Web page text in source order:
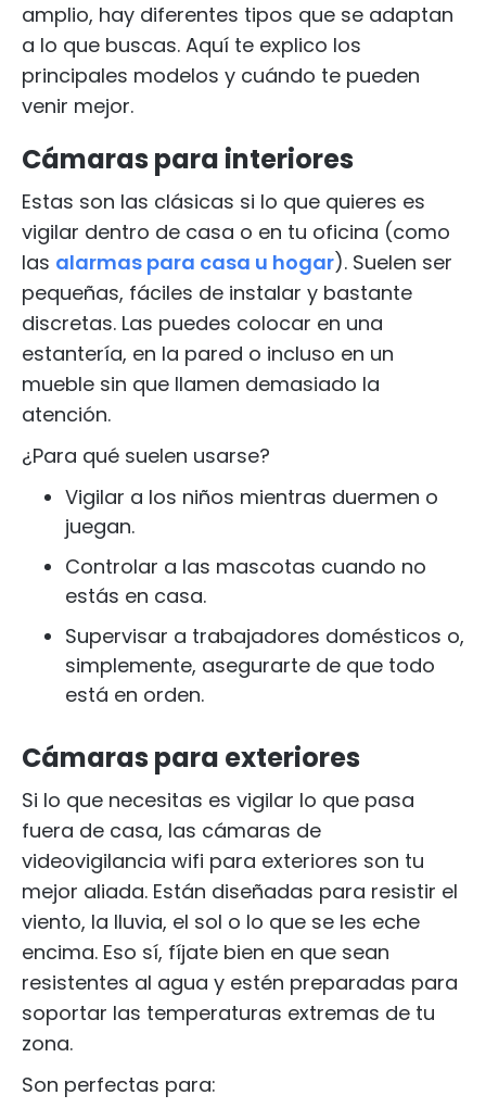
amplio, hay diferentes tipos que se adaptan
a lo que buscas. Aquí te explico los
principales modelos y cuándo te pueden
venir mejor.
Cámaras para interiores
Estas son las clásicas si lo que quieres es
vigilar dentro de casa o en tu oficina (como
las alarmas para casa u hogar). Suelen ser
pequeñas, fáciles de instalar y bastante
discretas. Las puedes colocar en una
estantería, en la pared o incluso en un
mueble sin que llamen demasiado la
atención.
¿Para qué suelen usarse?
Vigilar a los niños mientras duermen o
juegan.
Controlar a las mascotas cuando no
estás en casa.
Supervisar a trabajadores domésticos o,
simplemente, asegurarte de que todo
está en orden.
Cámaras para exteriores
Si lo que necesitas es vigilar lo que pasa
fuera de casa, las cámaras de
videovigilancia wifi para exteriores son tu
mejor aliada. Están diseñadas para resistir el
viento, la lluvia, el sol o lo que se les eche
encima. Eso sí, fíjate bien en que sean
resistentes al agua y estén preparadas para
soportar las temperaturas extremas de tu
zona.
Son perfectas para: